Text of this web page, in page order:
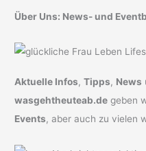
Über Uns: News- und
Aktuelle Infos,Tipps, News
wasgehtheuteab.de geben
Events, aber auch zu vielen